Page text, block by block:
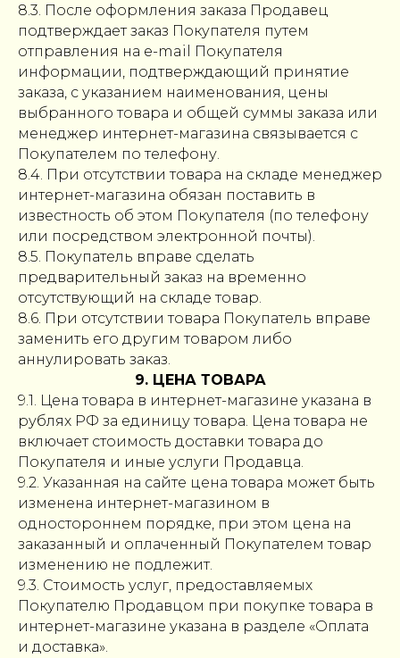
8.3. После оформления заказа Продавец
подтверждает заказ Покупателя путем
отправления на e-mail Покупателя
информации, подтверждающий принятие
заказа, с указанием наименования, цены
выбранного товара и общей суммы заказа или
менеджер интернет-магазина связывается с
Покупателем по телефону.
8.4. При отсутствии товара на складе менеджер
интернет-магазина обязан поставить в
известность об этом Покупателя (по телефону
или посредством электронной почты).
8.5. Покупатель вправе сделать
предварительный заказ на временно
отсутствующий на складе товар.
8.6. При отсутствии товара Покупатель вправе
заменить его другим товаром либо
аннулировать заказ.
9. ЦЕНА ТОВАРА
9.1. Цена товара в интернет-магазине указана в
рублях РФ за единицу товара. Цена товара не
включает стоимость доставки товара до
Покупателя и иные услуги Продавца.
9.2. Указанная на сайте цена товара может быть
изменена интернет-магазином в
одностороннем порядке, при этом цена на
заказанный и оплаченный Покупателем товар
изменению не подлежит.
9.3. Стоимость услуг, предоставляемых
Покупателю Продавцом при покупке товара в
интернет-магазине указана в разделе «Оплата
и доставка».